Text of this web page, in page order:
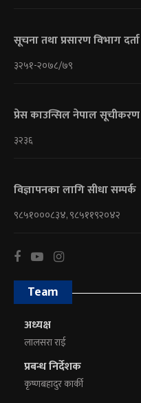
सूचना तथा प्रसारण विभाग
३२५१-२०७८/७९
प्रेस काउन्सिल नेपाल
३२३६
विज्ञापनका लागि सीधा सम्पर्क
९८५१०००८३४, ९८५११९२०४२
Team
अध्यक्ष
लालसरा राई
प्रबन्ध निर्देशक
कृष्णबहादुर कार्की